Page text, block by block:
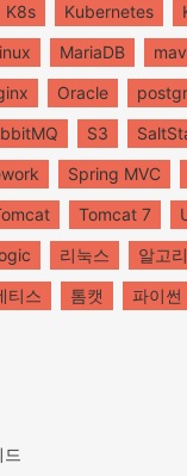
K8s Kubernetes
MariaDB
Oracle
S3
Spring MVC
Tomcat 7
리눅스 알고
티스 톰캣 파이썬